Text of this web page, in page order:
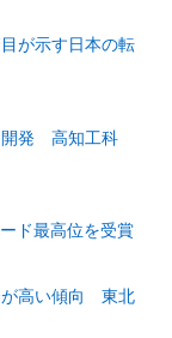
が示す日本の転
開発 高知工科
ド最高位を受賞
が高い傾向 東北